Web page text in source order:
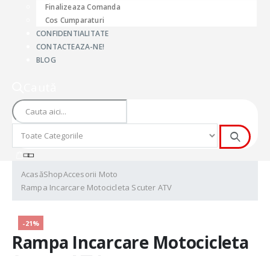
Finalizeaza Comanda
Cos Cumparaturi
CONFIDENTIALITATE
CONTACTEAZA-NE!
BLOG
AcasăShopAccesorii Moto
Rampa Incarcare Motocicleta Scuter ATV
-21%
Rampa Incarcare Motocicleta